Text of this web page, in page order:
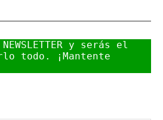
y serás el
todo. ¡Mantente